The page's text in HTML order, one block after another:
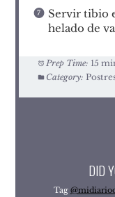
Servir tibio
helado de
Prep Time: 15
Category:
DID
Tag